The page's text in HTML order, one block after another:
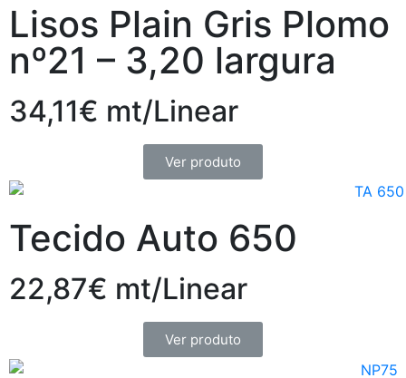
Lisos Plain Gris Plomo
nº21 – 3,20 largura
34,11€ mt/Linear
Ver produto
Tecido Auto 650
22,87€ mt/Linear
Ver produto